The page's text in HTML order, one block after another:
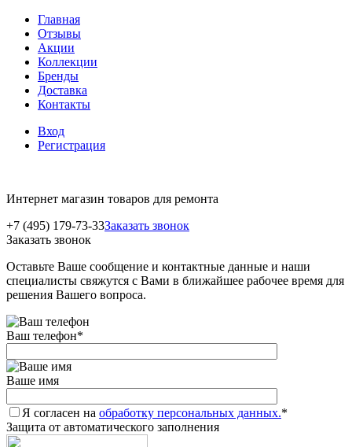
Главная
Отзывы
Акции
Коллекции
Бренды
Доставка
Контакты
Вход
Регистрация
Интернет магазин товаров для ремонта
+7 (495) 179-73-33Заказать звонок
Заказать звонок
Оставьте Ваше сообщение и контактные данные и наши
специалисты свяжутся с Вами в ближайшее рабочее время для
решения Вашего вопроса.
Ваш телефон*
Ваше имя
Я согласен на обработку персональных данных.*
Защита от автоматического заполнения